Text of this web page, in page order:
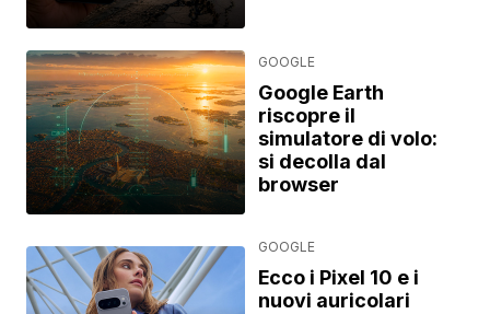
GOOGLE
Google Earth
riscopre il
simulatore di volo:
si decolla dal
browser
GOOGLE
Ecco i Pixel 10 e i
nuovi auricolari